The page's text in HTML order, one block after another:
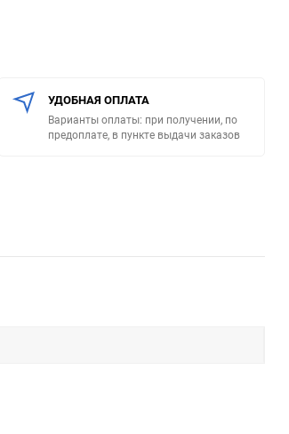
УДОБНАЯ ОПЛАТА
Варианты оплаты: при получении, по
предоплате, в пункте выдачи заказов